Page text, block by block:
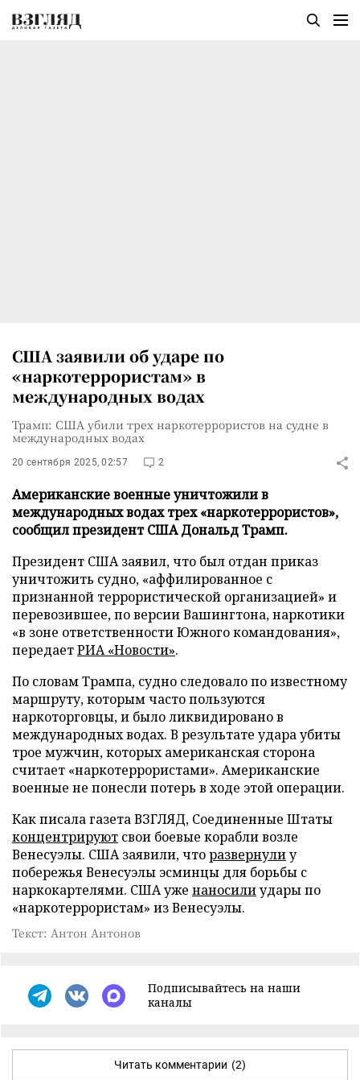
США заявили об ударе по
«наркотеррористам» в
международных водах
Трамп: США убили трех наркотеррористов на судне в
международных водах
20 сентября 2025, 02:57 2
Американские военные уничтожили в
международных водах трех «наркотеррористов»,
сообщил президент США Дональд Трамп.
Президент США заявил, что был отдан приказ
уничтожить судно, «аффилированное с
признанной террористической организацией» и
перевозившее, по версии Вашингтона, наркотики
«в зоне ответственности Южного командования»,
передаетРИА «Новости».
По словам Трампа, судно следовало по известному
маршруту, которым часто пользуются
наркоторговцы, и было ликвидировано в
международных водах. В результате удара убиты
трое мужчин, которых американская сторона
считает «наркотеррористами». Американские
военные не понесли потерь в ходе этой операции.
Как писала газета ВЗГЛЯД, Соединенные Штаты
концентрируют свои боевые корабли возле
Венесуэлы. США заявили, чторазвернулиу
побережья Венесуэлы эсминцы для борьбы с
наркокартелями. США уже наносилиудары по
«наркотеррористам» из Венесуэлы.
Текст: Антон Антонов
Подписывайтесь на наши
каналы
Читать комментарии (2)